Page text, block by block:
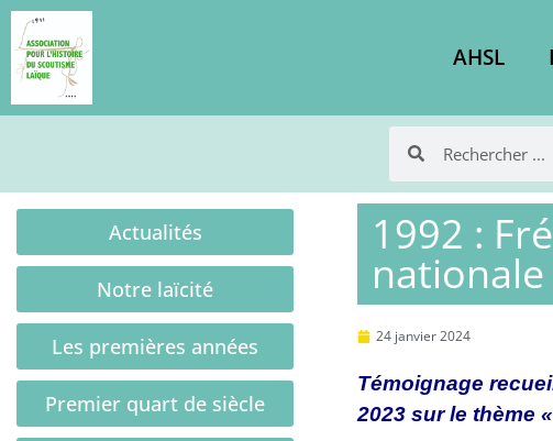
AHSL
Actualités
Notre laïcité
Les premières années
Premier quart de siècle
1992 :
nationale
24 janvier 2024
Témoignage
2023 sur le thème